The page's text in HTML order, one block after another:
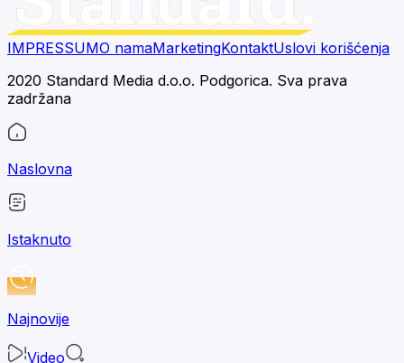
IMPRESSUMO namaMarketingKontaktUslovi korišćenja
2020 Standard Media d.o.o. Podgorica. Sva prava
zadržana
Naslovna
Istaknuto
Najnovije
Video